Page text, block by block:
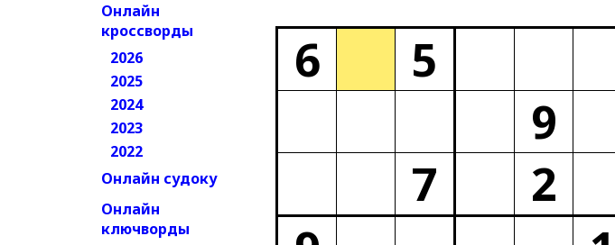
Онлайн
кроссворды
2026
2025
2024
2023
2022
Онлайн судоку
Онлайн
ключворды
6 5
9
7
2